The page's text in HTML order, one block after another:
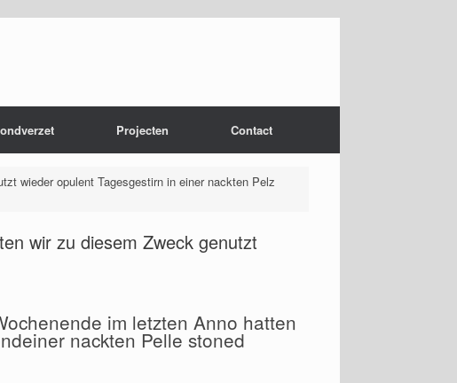
Projecten Contact
wieder opulent Tagesgestirn in einer nackten Pelz
wir zu diesem Zweck genutzt
im letzten Anno hatten
nackten Pelle stoned